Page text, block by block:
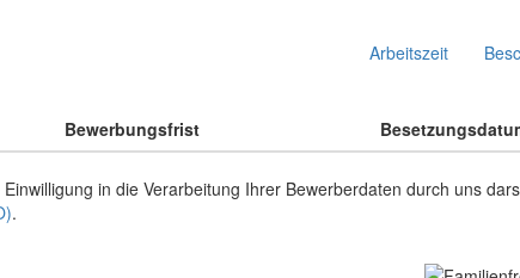
Arbeitszeit
Bewerbungsfrist
in die Verarbeitung Ihrer Bewerberdaten durch uns
.